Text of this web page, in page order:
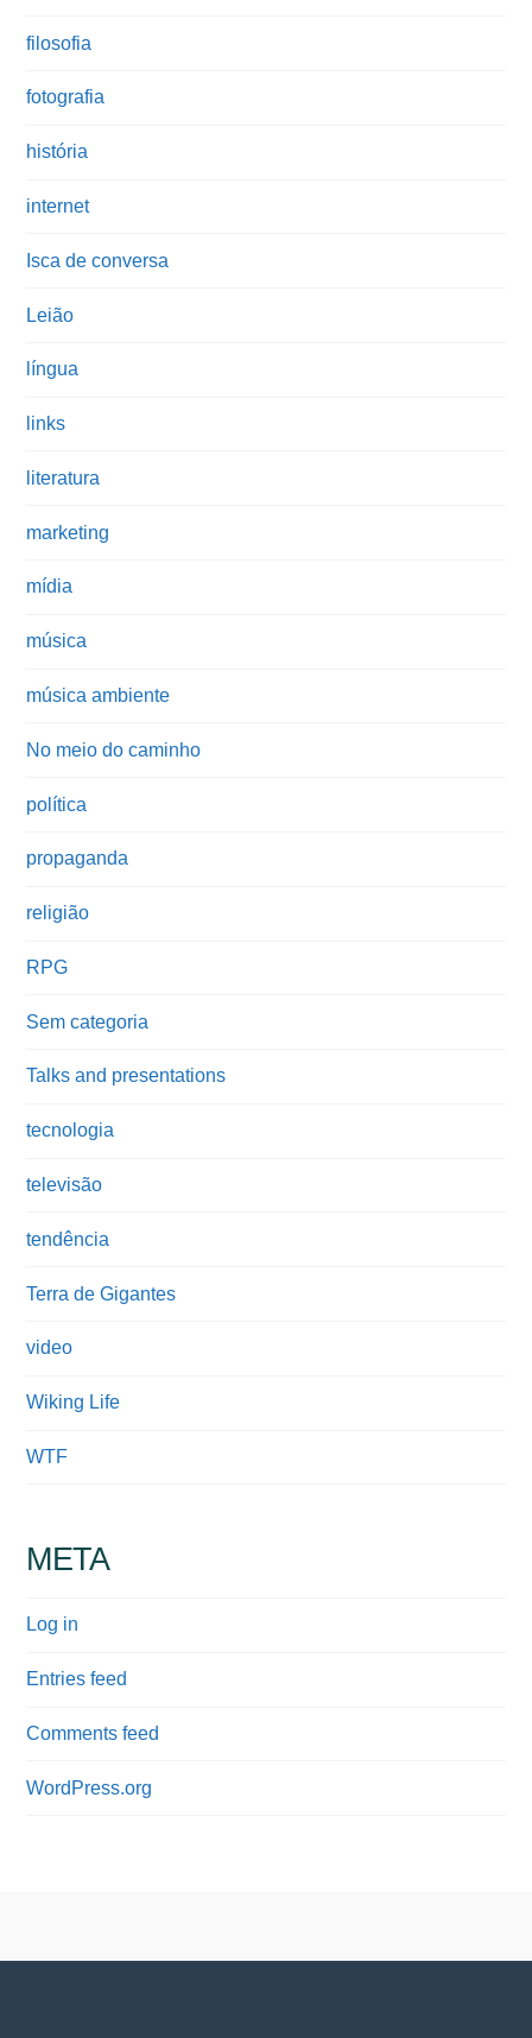
filosofia
fotografia
história
internet
Isca de conversa
Leião
língua
links
literatura
marketing
mídia
música
música ambiente
No meio do caminho
política
propaganda
religião
RPG
Sem categoria
Talks and presentations
tecnologia
televisão
tendência
Terra de Gigantes
video
Wiking Life
WTF
META
Log in
Entries feed
Comments feed
WordPress.org